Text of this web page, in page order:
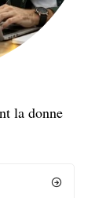
la donne